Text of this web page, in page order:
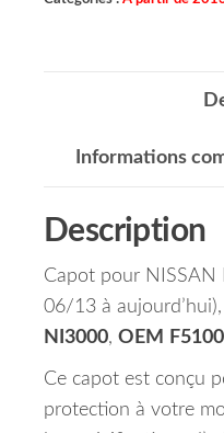
Informations
Description
Capot pour NISSAN
06/13 à
NI3000, OEM
Ce capot est conçu
protection à votre